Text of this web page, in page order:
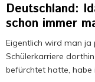
Deutschland:
schon immer
Eigentlich wird man ja
Schülerkarriere
befürchtet hatte, habe